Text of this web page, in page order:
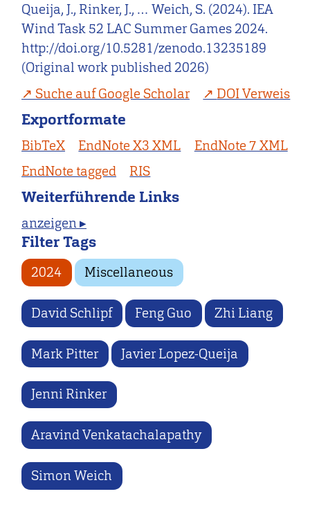
Queija, J., Rinker, J., … Weich, S. (2024). IEA
Wind Task 52 LAC Summer Games 2024.
http://doi.org/10.5281/zenodo.13235189
(Original work published 2026)
Suche auf Google Scholar
DOI Verweis
Exportformate
BibTeX EndNote X3 XML
EndNote 7 XML
EndNote tagged
RIS
Weiterführende Links
anzeigen ▸
Filter Tags
2024 Miscellaneous
David Schlipf Feng Guo Zhi Liang
Mark Pitter Javier Lopez-Queija
Jenni Rinker
Aravind Venkatachalapathy
Simon Weich